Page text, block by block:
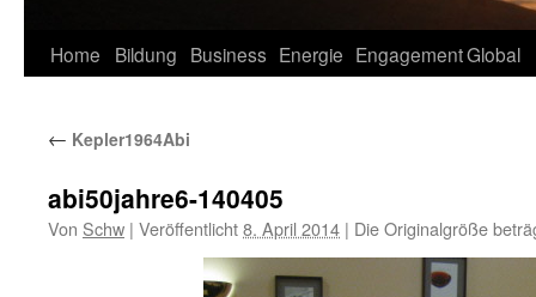
Home Bildung Business Energie EngagementGlobal
← Kepler1964Abi
abi50jahre6-140405
Von Schw | Veröffentlicht8. April 2014 | Die Originalgröße